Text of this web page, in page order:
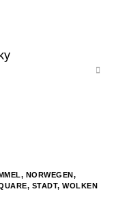
, NORWEGEN,
, STADT,WOLKEN